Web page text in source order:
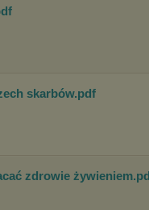
skarbów.pdf
zdrowie żywieniem